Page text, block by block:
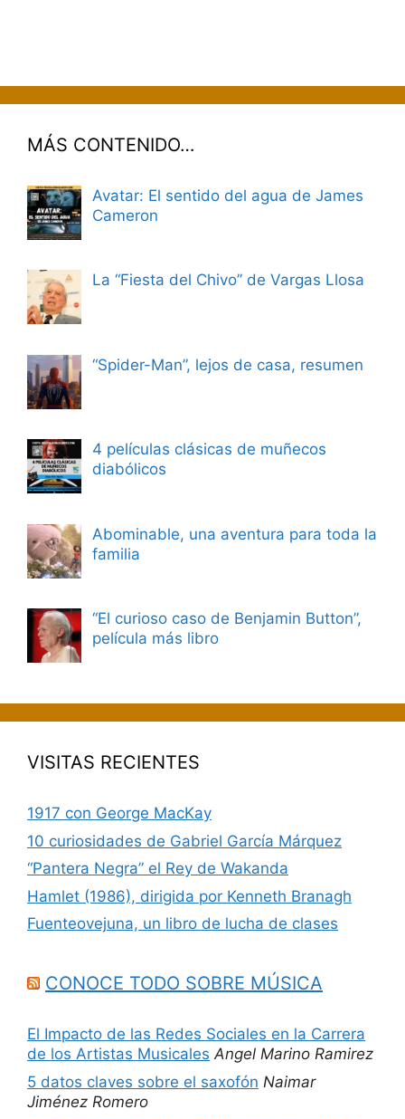
MÁS CONTENIDO…
Avatar: El sentido del agua de James
Cameron
La “Fiesta del Chivo” de Vargas Llosa
“Spider-Man”, lejos de casa, resumen
4 películas clásicas de muñecos
diabólicos
Abominable, una aventura para toda la
familia
“El curioso caso de Benjamin Button”,
película más libro
VISITAS RECIENTES
1917 con George MacKay
10 curiosidades de Gabriel García Márquez
“Pantera Negra” el Rey de Wakanda
Hamlet (1986), dirigida por Kenneth Branagh
Fuenteovejuna, un libro de lucha de clases
CONOCE TODO SOBRE MÚSICA
El Impacto de las Redes Sociales en la Carrera
de los Artistas Musicales Angel Marino Ramirez
5 datos claves sobre el saxofón Naimar
Jiménez Romero